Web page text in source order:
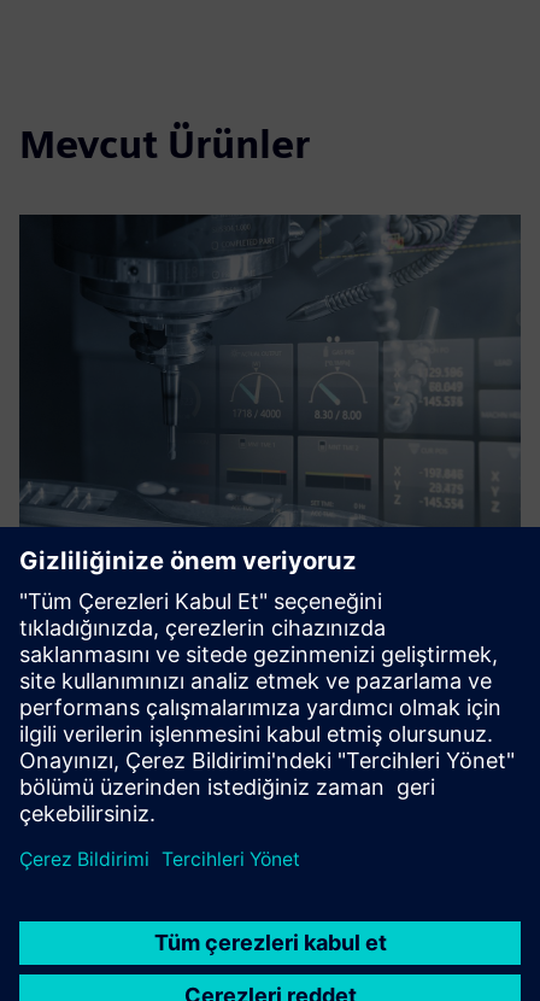
Mevcut Ürünler
Process and condition monitoring
for machine tools
Proses izleme sistemi Genior modüler ve GEM CMS kırılma,
eksik, aşınma, çarpışma algılama, Adaptif Kontrol (AC) ve
CBM tespiti için.
Daha fazla bilgi edinin